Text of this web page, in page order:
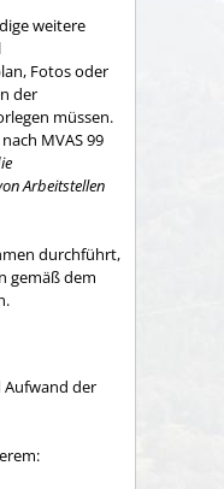
weitere
Fotos oder
der
müssen.
MVAS 99
Arbeitstellen
durchführt,
gemäß dem
Aufwand der